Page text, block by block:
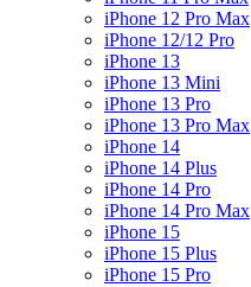
iPhone 12 Pro Max
iPhone 12/12 Pro
iPhone 13
iPhone 13 Mini
iPhone 13 Pro
iPhone 13 Pro Max
iPhone 14
iPhone 14 Plus
iPhone 14 Pro
iPhone 14 Pro Max
iPhone 15
iPhone 15 Plus
iPhone 15 Pro